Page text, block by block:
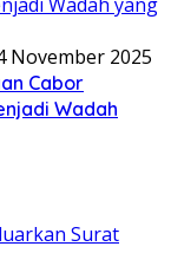
November 2025
Cabor
Wadah